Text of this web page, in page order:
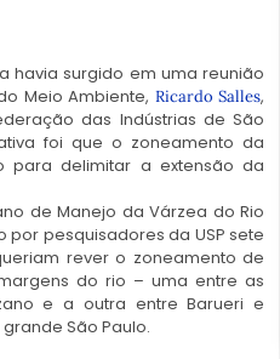
havia surgido em uma reunião
Meio Ambiente, Ricardo Salles,
das Indústrias de São
foi que o zoneamento da
para delimitar a extensão da
de Manejo da Várzea do Rio
pesquisadores da USP sete
rever o zoneamento de
do rio – uma entre as
e a outra entre Barueri e
São Paulo.